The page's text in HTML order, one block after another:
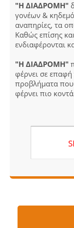
"Η ΔΙΑΔΡΟΜΗ"
γονέων &
αναπηρίες, τα
Καθώς επίσης
ενδιαφέρονται
"Η ΔΙΑΔΡΟΜΗ"
φέρνει σε επαφή
προβλήματα που
φέρνει πιο